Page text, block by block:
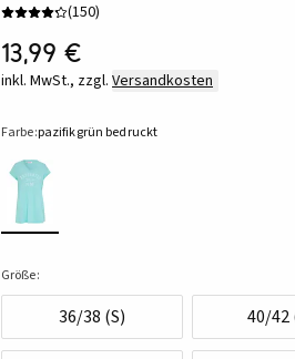
(150)
13,99 €
inkl. MwSt., zzgl. Versandkosten
Farbe:pazifikgrün bedruckt
Größe:
36/38 (S) 40/42